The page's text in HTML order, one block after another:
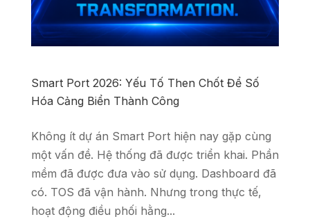
Smart Port 2026: Yếu Tố Then Chốt Để Số
Hóa Cảng Biển Thành Công
Không ít dự án Smart Port hiện nay gặp cùng
một vấn đề. Hệ thống đã được triển khai. Phần
mềm đã được đưa vào sử dụng. Dashboard đã
có. TOS đã vận hành. Nhưng trong thực tế,
hoạt động điều phối hằng...